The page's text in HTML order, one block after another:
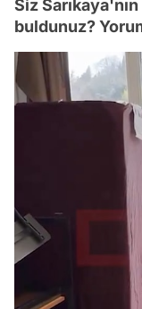
Siz
buldunuz?